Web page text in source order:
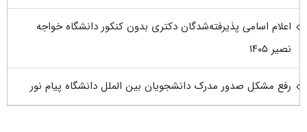
اعلام اسامی پذیرفته‌شدگان دکتری بدون کنکور دانشگاه خواجه
نصیر ۱۴۰۵
رفع مشکل صدور مدرک دانشجویان بین الملل دانشگاه پیام نور